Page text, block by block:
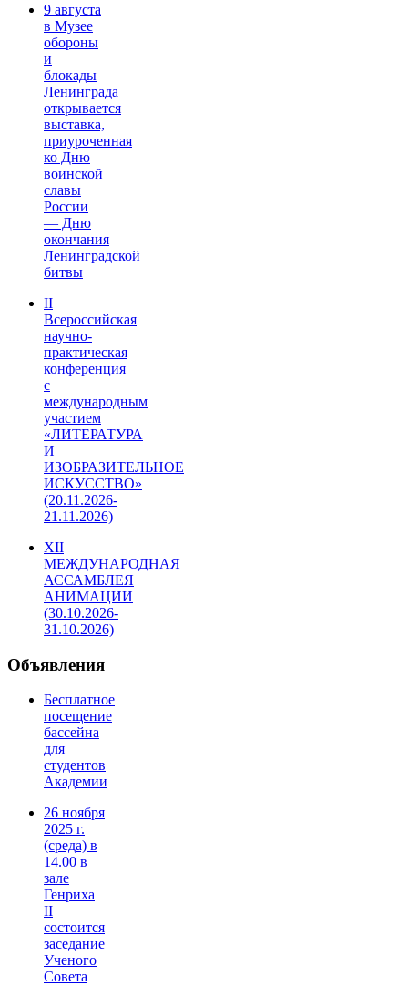
9 августа
в Музее
обороны
и
блокады
Ленинграда
открывается
выставка,
приуроченная
ко Дню
воинской
славы
России
— Дню
окончания
Ленинградской
битвы
II
Всероссийская
научно-
практическая
конференция
с
международным
участием
«ЛИТЕРАТУРА
И
ИЗОБРАЗИТЕЛЬНОЕ
ИСКУССТВО»
(20.11.2026-
21.11.2026)
XII
МЕЖДУНАРОДНАЯ
АССАМБЛЕЯ
АНИМАЦИИ
(30.10.2026-
31.10.2026)
Объявления
Бесплатное
посещение
бассейна
для
студентов
Академии
26 ноября
2025 г.
(среда) в
14.00 в
зале
Генриха
II
состоится
заседание
Ученого
Совета